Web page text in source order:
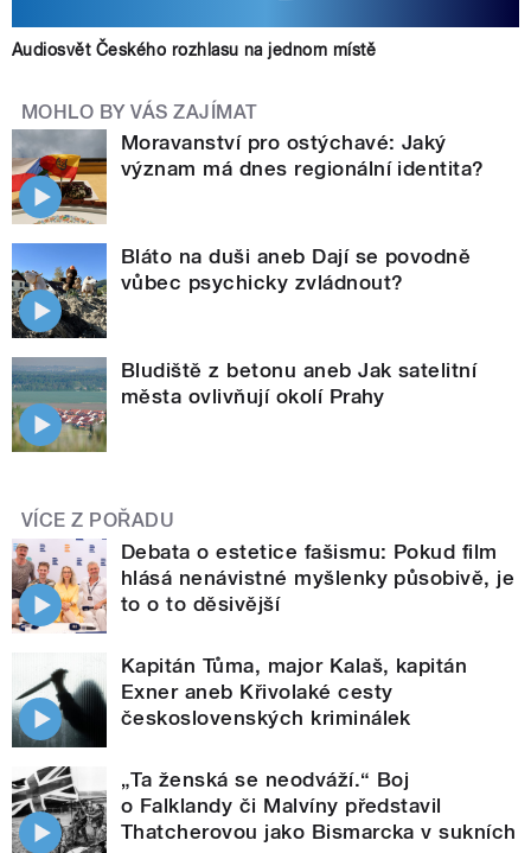
Audiosvět Českého rozhlasu na jednom místě
MOHLO BY VÁS ZAJÍMAT
Moravanství pro ostýchavé: Jaký
význam má dnes regionální identita?
Bláto na duši aneb Dají se povodně
vůbec psychicky zvládnout?
Bludiště z betonu aneb Jak satelitní
města ovlivňují okolí Prahy
VÍCE Z POŘADU
Debata o estetice fašismu: Pokud film
hlásá nenávistné myšlenky působivě, je
to o to děsivější
Kapitán Tůma, major Kalaš, kapitán
Exner aneb Křivolaké cesty
československých kriminálek
„Ta ženská se neodváží.“ Boj
o Falklandy či Malvíny představil
Thatcherovou jako Bismarcka v sukních